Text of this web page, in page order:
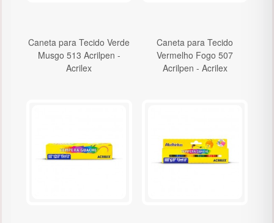
Caneta para Tecido Verde
Musgo 513 Acrilpen -
Acrilex
Caneta para Tecido
Vermelho Fogo 507
Acrilpen - Acrilex